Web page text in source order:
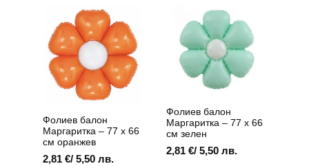
14,90 лв.
options
may
be
chosen
on
page
части
Фолиев балон
Маргаритка – 77 х 66
см оранжев
2,81 €/ 5,50 лв.
Фолиев балон
Маргаритка – 77 х 66
см зелен
2,81 €/ 5,50 лв.